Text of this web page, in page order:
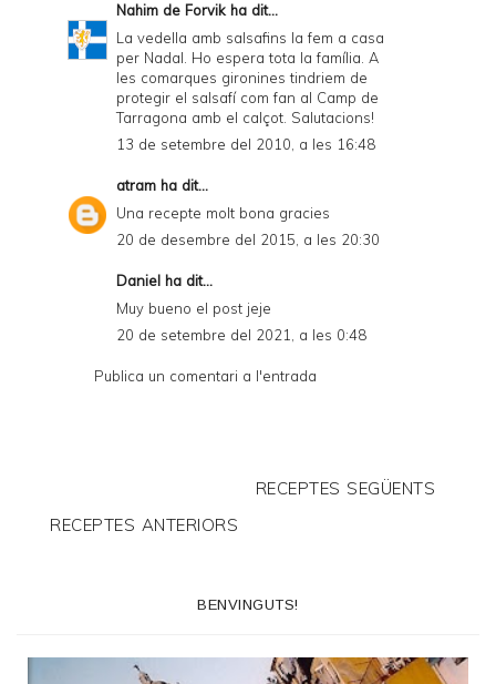
Nahim de Forvikha dit...
La vedella amb salsafins la fem a casa
per Nadal. Ho espera tota la família. A
les comarques gironines tindriem de
protegir el salsafí com fan al Camp de
Tarragona amb el calçot. Salutacions!
13 de setembre del 2010, a les 16:48
atram ha dit...
Una recepte molt bona gracies
20 de desembre del 2015, a les 20:30
Daniel ha dit...
Muy bueno el post jeje
20 de setembre del 2021, a les 0:48
Publica un comentari a l'entrada
RECEPTES SEGÜENTS
RECEPTES ANTERIORS
BENVINGUTS!